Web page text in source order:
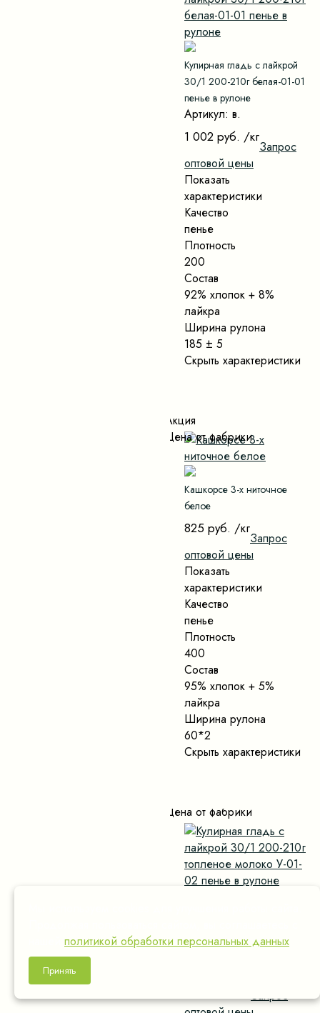
Кулирная гладь с лайкрой
30/1 200-210г белая-01-01
пенье в рулоне
Артикул: в.
1 002 руб. /кг
Запрос
оптовой цены
Показать
характеристики
Качество
пенье
Плотность
200
Состав
92% хлопок + 8%
лайкра
Ширина рулона
185 ± 5
Скрыть характеристики
Акция
Цена от фабрики
Кашкорсе 3-х ниточное
белое
825 руб. /кг
Запрос
оптовой цены
Показать
характеристики
Качество
пенье
Плотность
400
Состав
95% хлопок + 5%
лайкра
Ширина рулона
60*2
Скрыть характеристики
Цена от фабрики
молоко У-01-02 пенье в
Запрос
политикой обработки персональных данных
Принять